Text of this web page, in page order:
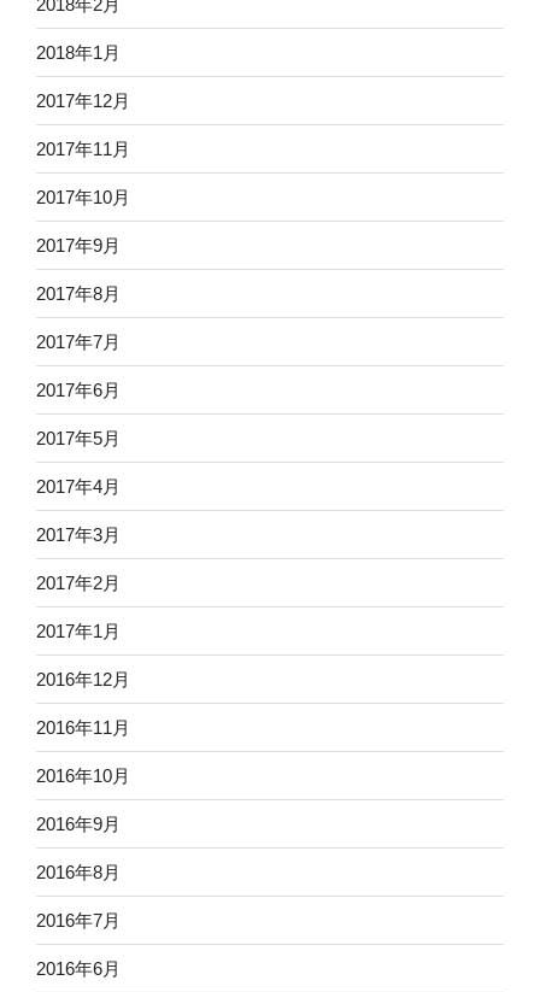
2018年1月
2017年12月
2017年11月
2017年10月
2017年9月
2017年8月
2017年7月
2017年6月
2017年5月
2017年4月
2017年3月
2017年2月
2017年1月
2016年12月
2016年11月
2016年10月
2016年9月
2016年8月
2016年7月
2016年6月